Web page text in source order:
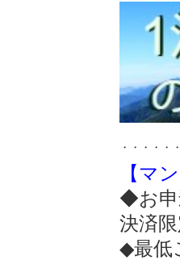
・・・・・・
【マ
◆お申
決済
◆最低